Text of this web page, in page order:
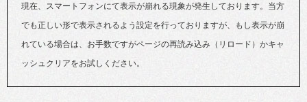
現在、スマートフォンにて表示が崩れる現象が発生しております。当方
でも正しい形で表示されるよう設定を行っておりますが、もし表示が崩
れている場合は、お手数ですがページの再読み込み（リロード）かキャ
ッシュクリアをお試しください。